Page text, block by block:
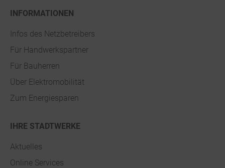
INFORMATIONEN
Infos des Netzbetreibers
Für Handwerkspartner
Für Bauherren
Über Elektromobilität
Zum Energiesparen
IHRE STADTWERKE
Aktuelles
Online Services